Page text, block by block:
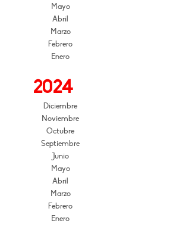
Mayo
Abril
Marzo
Febrero
Enero
2024
Diciembre
Noviembre
Octubre
Septiembre
Junio
Mayo
Abril
Marzo
Febrero
Enero